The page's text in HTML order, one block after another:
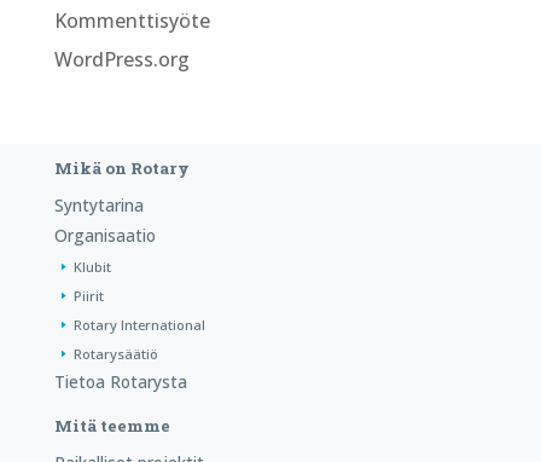
Kommenttisyöte
WordPress.org
Mikä on Rotary
Syntytarina
Organisaatio
Klubit
Piirit
Rotary International
Rotarysäätiö
Tietoa Rotarysta
Mitä teemme